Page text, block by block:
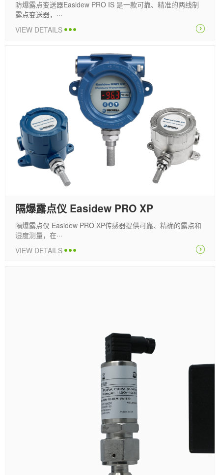
防爆露点变送器Easidew PRO IS 是一款可靠、精准的两线制
露点变送器，···
VIEW DETAILS
隔爆露点仪 Easidew PRO XP
隔爆露点仪 Easidew PRO XP传感器提供可靠、精确的露点和
湿度测量，在···
VIEW DETAILS